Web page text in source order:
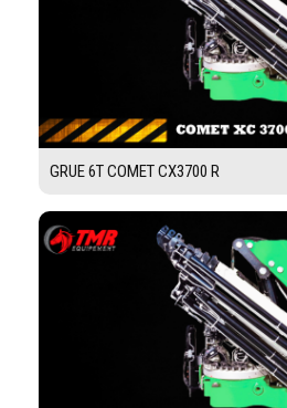
GRUE 6T COMET CX3700 R